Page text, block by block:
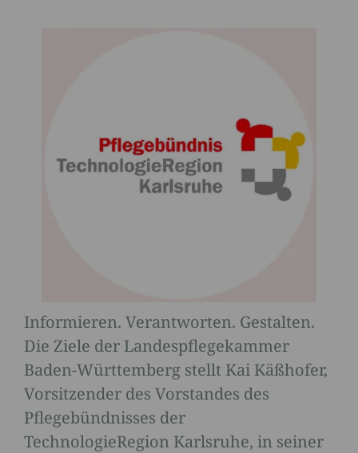
Informieren. Verantworten. Gestalten.
Die Ziele der Landespflegekammer
Baden-Württemberg stellt Kai Käßhofer,
Vorsitzender des Vorstandes des
Pflegebündnisses der
TechnologieRegion Karlsruhe, in seiner